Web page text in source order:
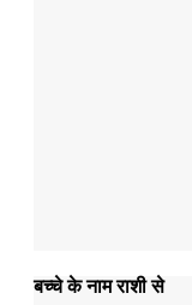
बच्चे के नाम राशी से